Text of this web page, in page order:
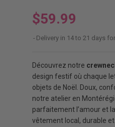
$59.99
Delivery in 14 to 21 days
Découvrez notre
design festif où chaque
objets de Noël. Doux,
notre atelier en
parfaitement l’amour et
vêtement local, durable